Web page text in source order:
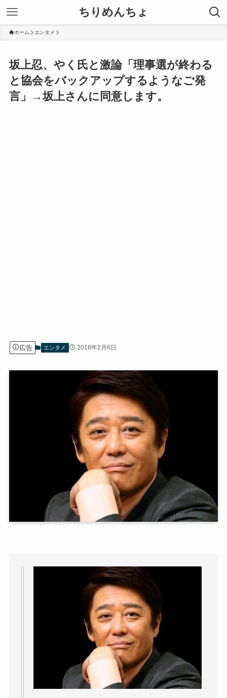
ちりめんちょ
ホーム エンタメ
坂上忍、やく氏と激論「理事選が終わる
と協会をバックアップするようなご発
言」→坂上さんに同意します。
広告 エンタメ 2018年2月6日